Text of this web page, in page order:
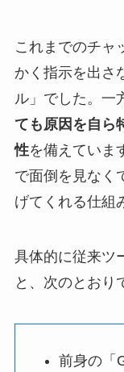
これまでのチャ
かく指示を出さ
ル」でした。一
ても原因を自ら
性を備えていま
で面倒を見なく
げてくれる仕組
具体的に従来ツ
と、次のとおり
前身の「